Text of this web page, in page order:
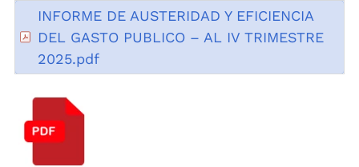
INFORME DE AUSTERIDAD Y EFICIENCIA
DEL GASTO PUBLICO – AL IV TRIMESTRE
2025.pdf